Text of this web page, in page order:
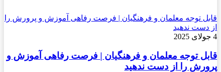
قابل توجه معلمان و فرهنگیان | فرصت رفاهی آموزش و پرورش را
از دست ندهید
4 جولای 2025
قابل توجه معلمان و فرهنگیان | فرصت رفاهی آموزش و
پرورش را از دست ندهید